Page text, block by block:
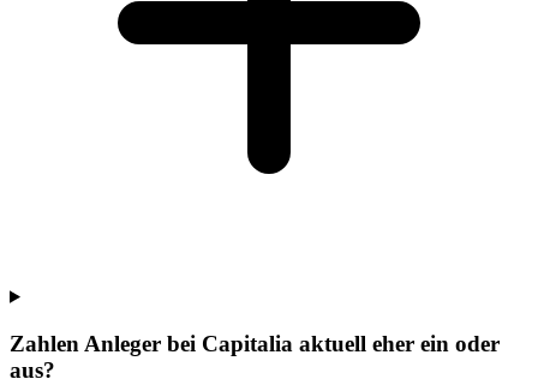
Zahlen Anleger bei Capitalia aktuell eher ein oder
aus?